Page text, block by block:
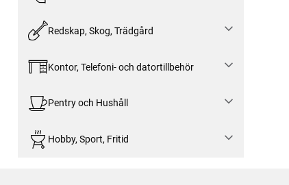
Redskap, Skog, Trädgård
Kontor, Telefoni- och datortillbehör
Pentry och Hushåll
Hobby, Sport, Fritid